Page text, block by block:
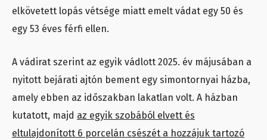
elkövetett lopás vétsége miatt emelt vádat egy 50 és
egy 53 éves férfi ellen.
A vádirat szerint az egyik vádlott 2025. év májusában a
nyitott bejárati ajtón bement egy simontornyai házba,
amely ebben az időszakban lakatlan volt. A házban
kutatott, majd az egyik szobából elvett és
eltulajdonított 6 porcelán csészét a hozzájuk tartozó